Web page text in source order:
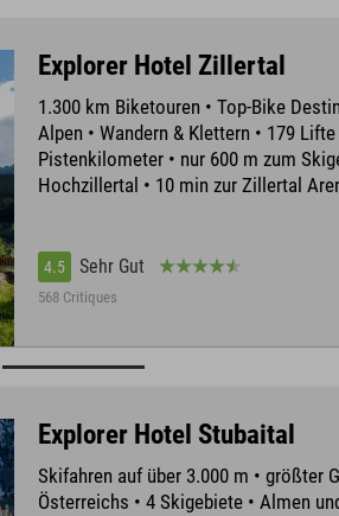
Explorer Hotel Zillertal
1.300 km Biketouren • Top-Bike
Alpen • Wandern & Klettern • 179
Pistenkilometer • nur 600 m zum
Hochzillertal • 10 min zur Zillertal
4.5 Sehr Gut
568 Critiques
Explorer Hotel Stubaital
Skifahren auf über 3.000 m • größter
Österreichs • 4 Skigebiete • Almen